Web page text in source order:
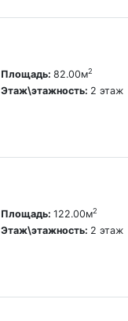
Площадь: 82.00м2
Этаж\этажность: 2 этаж
Площадь: 122.00м2
Этаж\этажность: 2 этаж